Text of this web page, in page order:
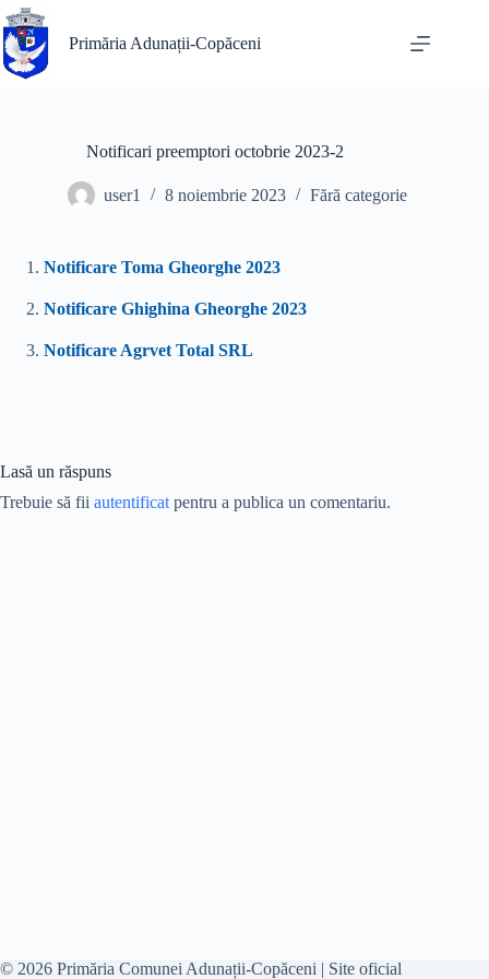
Sari
la
conținut
Primăria Adunații-Copăceni
Notificari preemptori octobrie 2023-2
user1 8 noiembrie 2023 Fără categorie
Notificare Toma Gheorghe 2023
Notificare Ghighina Gheorghe 2023
Notificare Agrvet Total SRL
Lasă un răspuns
Trebuie să fii autentificat pentru a publica un comentariu.
© 2026 Primăria Comunei Adunații-Copăceni | Site oficial